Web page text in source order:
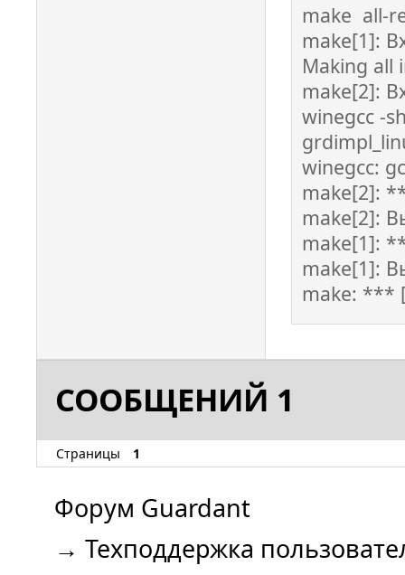
make all-
make[1]:
Making all
make[2]:
winegcc -
winegcc:
make[2]:
make[2]:
make[1]:
make[1]:
make: ***
СООБЩЕНИЙ 1
Страницы 1
Форум Guardant
→ Техподдержка